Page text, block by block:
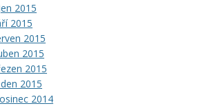
2015
2015
2015
2015
2015
2015
2014